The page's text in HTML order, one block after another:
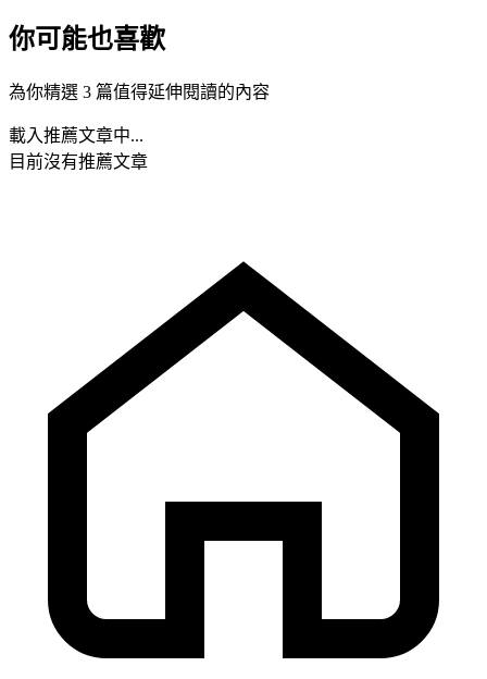
你可能也喜歡
為你精選 3 篇值得延伸閱讀的內容
載入推薦文章中...
目前沒有推薦文章